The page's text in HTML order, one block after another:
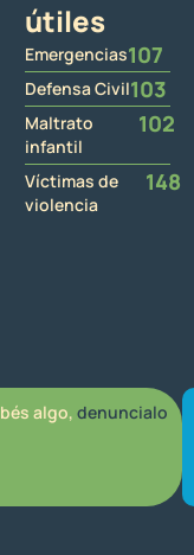
útiles
Emergencias107
Defensa Civil103
Maltrato
infantil
102
Víctimas de
violencia
148
algo, denuncialo